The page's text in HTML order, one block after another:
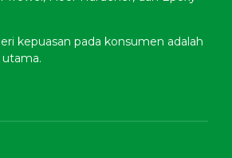
kepuasan pada konsumen adalah